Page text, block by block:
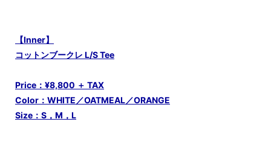
【Inner】
コットンブークレ L/S Tee
Price：¥8,800 ＋ TAX
Color：WHITE／OATMEAL／ORANGE
Size：S，M，L